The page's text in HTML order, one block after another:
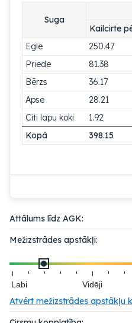
Suga
Kailcirte
Egle
250.47
Priede
81.38
Bērzs
36.17
Apse
28.21
Citi lapu koki
1.92
Kopā
398.15
Attālums līdz AGK:
Mežizstrādes apstākļi:
Labi Vidēji
Atvērt mežizstrādes apstākļu